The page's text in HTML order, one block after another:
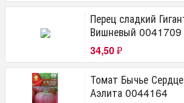
Перец сладкий
Вишневый 0041709
34,50 ₽
Томат Бычье
Аэлита 0044164